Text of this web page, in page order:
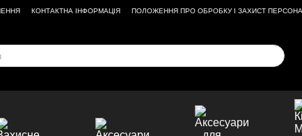
КОНТАКТНА ІНФОРМАЦІЯ ПОЛОЖЕННЯ ПРО ОБРОБКУ І ЗАХИСТ